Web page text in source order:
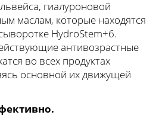
гиалуроновой
маслам, которые находятся
HydroStem+6.
антивозрастные
во всех продуктах
основной их движущей